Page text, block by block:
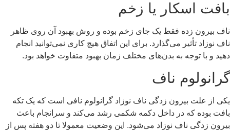
بافت اسکار یا زخم
ناف بیرون زده فقط یک جای زخم بوده و روش بهبود آن روی ظاهر
ناف نوزاد تأثیر می‌گذارد. برای این اتفاق هیچ کاری نمی‌توانید انجام
دهید و با توجه به بدن‌های مختلف زمان بهبود متفاوت خواهد بود.
گرانولوم ناف
یکی از علت بیرون زدگی ناف نوزاد گرانولوم نافی است که یک تکه
بافت بوده که در داخل دکمه شکمی رشد می‌کند و سرانجام باعث
بیرون زدگی ناف نوزاد می‌شود. این وضعیت معمولا تا دو هفته پس از